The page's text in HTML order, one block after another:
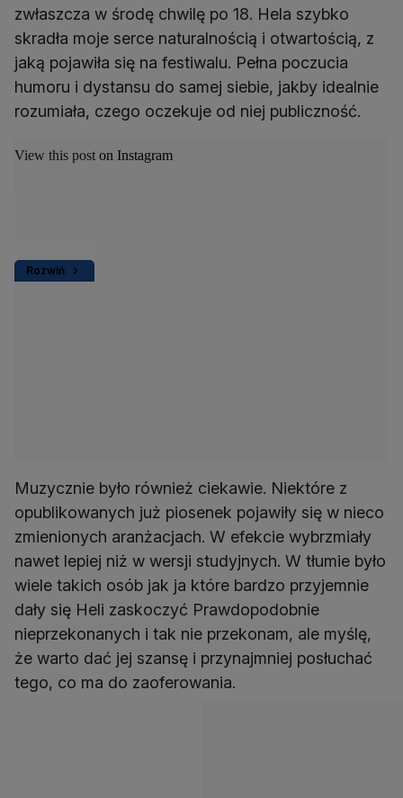
zwłaszcza w środę chwilę po 18. Hela szybko
skradła moje serce naturalnością i otwartością, z
jaką pojawiła się na festiwalu. Pełna poczucia
humoru i dystansu do samej siebie, jakby idealnie
rozumiała, czego oczekuje od niej publiczność.
Rozwiń
View this post on Instagram
Muzycznie było również ciekawie. Niektóre z
opublikowanych już piosenek pojawiły się w nieco
zmienionych aranżacjach. W efekcie wybrzmiały
nawet lepiej niż w wersji studyjnych. W tłumie było
wiele takich osób jak ja które bardzo przyjemnie
dały się Heli zaskoczyć Prawdopodobnie
nieprzekonanych i tak nie przekonam, ale myślę,
że warto dać jej szansę i przynajmniej posłuchać
tego, co ma do zaoferowania.